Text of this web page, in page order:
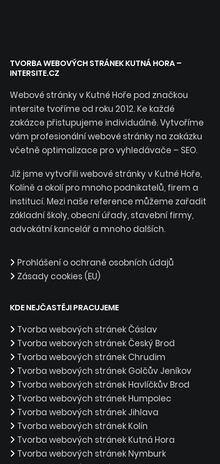
TVORBA WEBOVÝCH STRÁNEK KUTNÁ HORA –
INTERSITE.CZ
Webové stránky v Kutné Hoře pod značkou
intersite tvoříme od roku 2012. Ke každé
zakázce přistupujeme individuálně. Vytvoříme
vám profesionální webové stránky na zakázku
včetně optimalizace pro vyhledávače – SEO.
Již jsme vytvořili webové stránky v Kutné Hoře,
Kolíně a okolí pro mnoho podnikatelů, firem a
institucí. Mezi naše reference můžeme zařadit
základní školy, obecní úřady, stavební firmy,
advokátní kancelář a mnoho dalších.
Prohlášení o ochraně osobních údajů
Zásady cookies (EU)
KDE NEJČASTĚJI PRACUJEME
Tvorba webových stránek Čáslav
Tvorba webových stránek Český Brod
Tvorba webových stránek Chrudim
Tvorba webových stránek Golčův Jeníkov
Tvorba webových stránek Havlíčkův Brod
Tvorba webových stránek Humpolec
Tvorba webových stránek Jihlava
Tvorba webových stránek Kolín
Tvorba webových stránek Kutná Hora
Tvorba webových stránek Nymburk